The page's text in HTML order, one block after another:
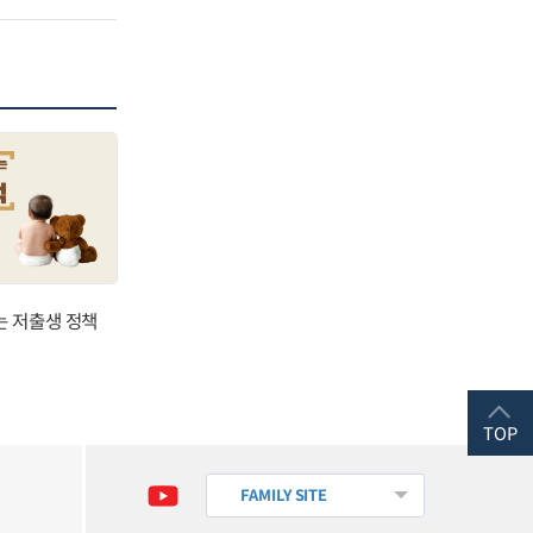
저출생 정책
FAMILY SITE
TOP